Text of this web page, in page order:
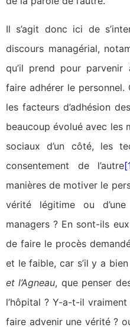
Il s’agit donc ici de
discours managérial,
qu’il prend pour
faire adhérer le personnel.
les facteurs d’adhésion
beaucoup évolué avec les
sociaux d’un côté, les
consentement de l’autre
manières de motiver le
vérité légitime ou
managers ? En sont-ils
de faire le procès
et le faible, car s’il y a
et l’Agneau, que penser
l’hôpital ? Y-a-t-il
faire advenir une vérité ?